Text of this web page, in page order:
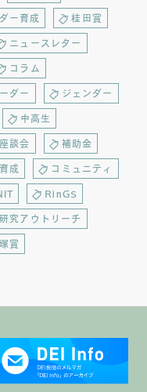
ー育成 桂田賞
ニュースレター
コラム
ダー ジェンダー
中高生
座談会 補助金
成 コミュニティ
RinGS
研究アウトリーチ
賞